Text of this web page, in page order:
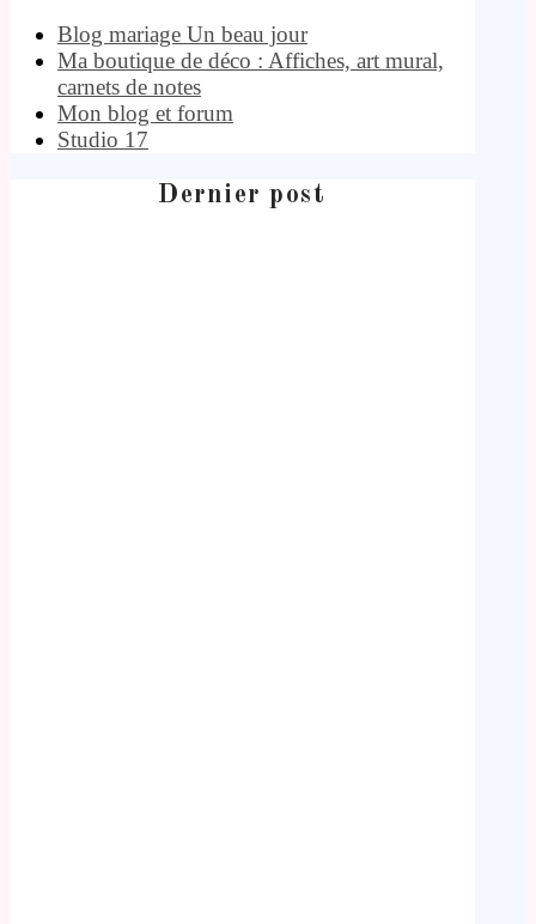
Blog mariage Un beau jour
Ma boutique de déco : Affiches, art mural,
carnets de notes
Mon blog et forum
Studio 17
Dernier post